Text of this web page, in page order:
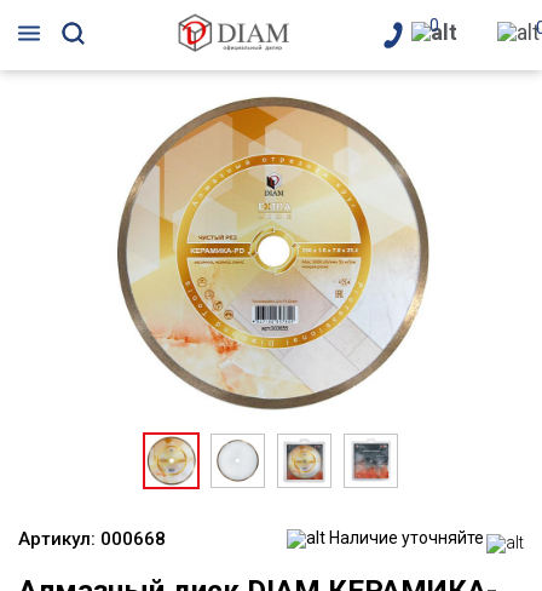
0
Артикул: 000668 Наличие уточняйте